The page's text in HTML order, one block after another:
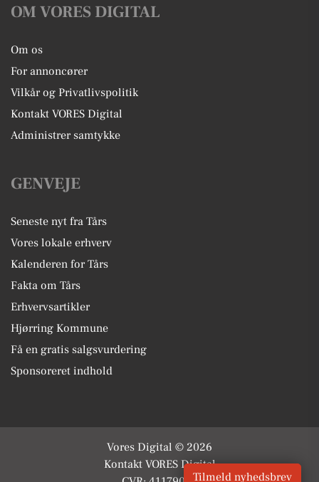
OM VORES DIGITAL
Om os
For annoncører
Vilkår og Privatlivspolitik
Kontakt VORES Digital
Administrer samtykke
GENVEJE
Seneste nyt fra Tårs
Vores lokale erhverv
Kalenderen for Tårs
Fakta om Tårs
Erhvervsartikler
Hjørring Kommune
Få en gratis salgsvurdering
Sponsoreret indhold
Vores Digital © 2026
Kontakt VORES Digital
Tilmeld nyhedsbrev